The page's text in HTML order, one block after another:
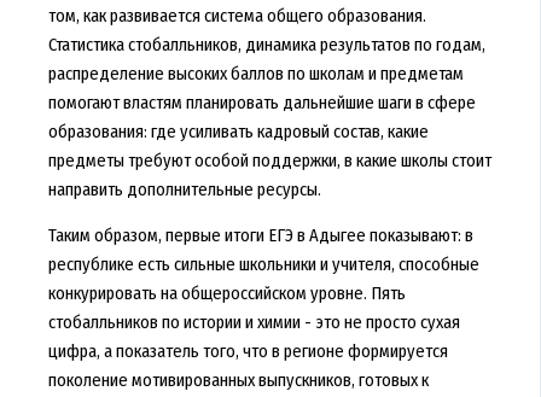
том, как развивается система общего образования.
Статистика стобалльников, динамика результатов по годам,
распределение высоких баллов по школам и предметам
помогают властям планировать дальнейшие шаги в сфере
образования: где усиливать кадровый состав, какие
предметы требуют особой поддержки, в какие школы стоит
направить дополнительные ресурсы.
Таким образом, первые итоги ЕГЭ в Адыгее показывают: в
республике есть сильные школьники и учителя, способные
конкурировать на общероссийском уровне. Пять
стобалльников по истории и химии - это не просто сухая
цифра, а показатель того, что в регионе формируется
поколение мотивированных выпускников, готовых к